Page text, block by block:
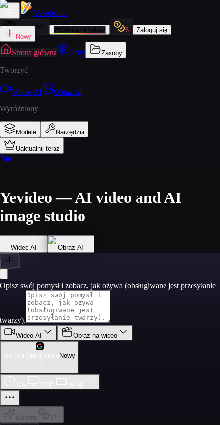
Yevideo.io
🎁Odbierz kredyty 6
Zaloguj się
Nowy
Strona główna Ceny Zasoby
Tworzyć
Wideo AI
Obraz AI
Wyróżniony
Modele Narzędzia
Uaktualnij teraz
𝕏▶
Yevideo — AI video and AI
image studio
Wideo AI Obraz AI
Opisz swój pomysł i zobacz, jak ożywa (obsługiwane jest przesyłanie
twarzy).
Wideo AI Obraz na wideo
Gemini Omni Video Nowy
10s 720P 16:9
Generuj ???